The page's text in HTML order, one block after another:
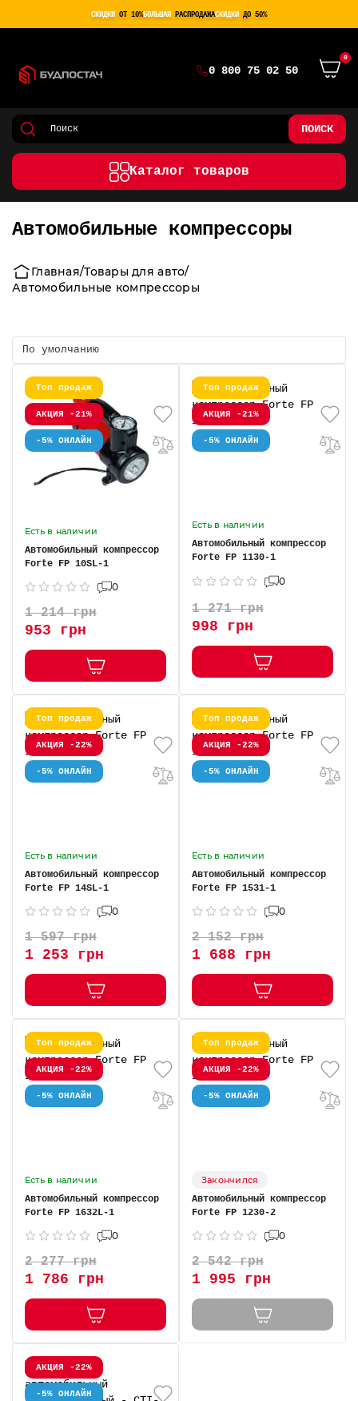
СКИДКИ ОТ 10%БОЛЬШАЯ РАСПРОДАЖАСКИДКИ ДО 50%
0 800 75 02 50
0
ПОИСК
Каталог товаров
Автомобильные компрессоры
Главная Товары для авто
Автомобильные компрессоры
Топ продаж
АКЦИЯ -21%
-5% ОНЛАЙН
Есть в наличии
Автомобильный компрессор
Forte FP 10SL-1
0
1 214 грн
953 грн
Топ продаж
АКЦИЯ -21%
-5% ОНЛАЙН
Есть в наличии
Автомобильный компрессор
Forte FP 1130-1
0
1 271 грн
998 грн
Топ продаж
АКЦИЯ -22%
-5% ОНЛАЙН
Есть в наличии
Автомобильный компрессор
Forte FP 14SL-1
0
1 597 грн
1 253 грн
Топ продаж
АКЦИЯ -22%
-5% ОНЛАЙН
Есть в наличии
Автомобильный компрессор
Forte FP 1531-1
0
2 152 грн
1 688 грн
Топ продаж
АКЦИЯ -22%
-5% ОНЛАЙН
Есть в наличии
Автомобильный компрессор
Forte FP 1632L-1
0
2 277 грн
1 786 грн
Топ продаж
АКЦИЯ -22%
-5% ОНЛАЙН
Закончился
Автомобильный компрессор
Forte FP 1230-2
0
2 542 грн
1 995 грн
АКЦИЯ -22%
-5% ОНЛАЙН